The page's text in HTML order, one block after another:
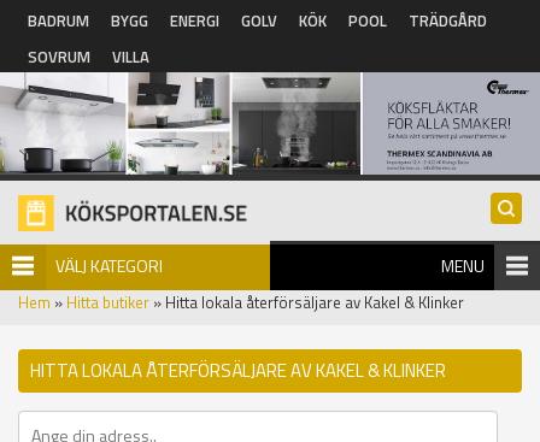
Hoppa till huvudinnehåll
BADRUM BYGG ENERGI GOLV KÖK POOL
TRÄDGÅRD
SOVRUM
VILLA
VÄLJ KATEGORI MENU
Hem » Hitta butiker » Hitta lokala återförsäljare av Kakel & Klinker
HITTA LOKALA ÅTERFÖRSÄLJARE AV KAKEL & KLINKER